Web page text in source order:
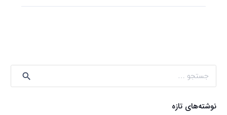
برای:
نوشته‌های تازه